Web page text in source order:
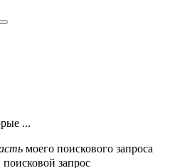
...
моего поискового запроса
запрос